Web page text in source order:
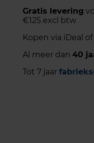
Gratis levering
€125 excl btw
Kopen via iDeal
Al meer dan 40
Tot 7 jaar